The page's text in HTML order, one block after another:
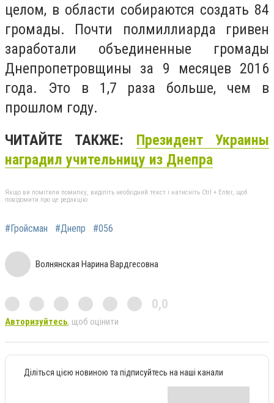
целом, в области собираются создать 84
громады. Почти полмиллиарда гривен
заработали объединенные громады
Днепропетровщины за 9 месяцев 2016
года. Это в 1,7 раза больше, чем в
прошлом году.
ЧИТАЙТЕ ТАКЖЕ: Президент Украины
наградил учительницу из Днепра
Якщо ви помітили помилку, виділіть необхідний текст і натисніть Ctrl + Enter, щоб
повідомити про це редакцію
#Гройсман #Днепр #056
Волнянская Нарина Вардгесовна
0,0
Авторизуйтесь, щоб оцінити
Діліться цією новиною та підписуйтесь на наші канали